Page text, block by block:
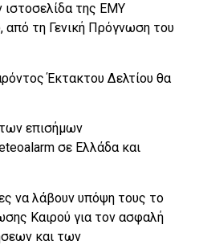
ιστοσελίδα της ΕΜΥ
από τη Γενική Πρόγνωση του
Έκτακτου Δελτίου θα
επισήμων
σε Ελλάδα και
να λάβουν υπόψη τους το
Καιρού για τον ασφαλή
και των